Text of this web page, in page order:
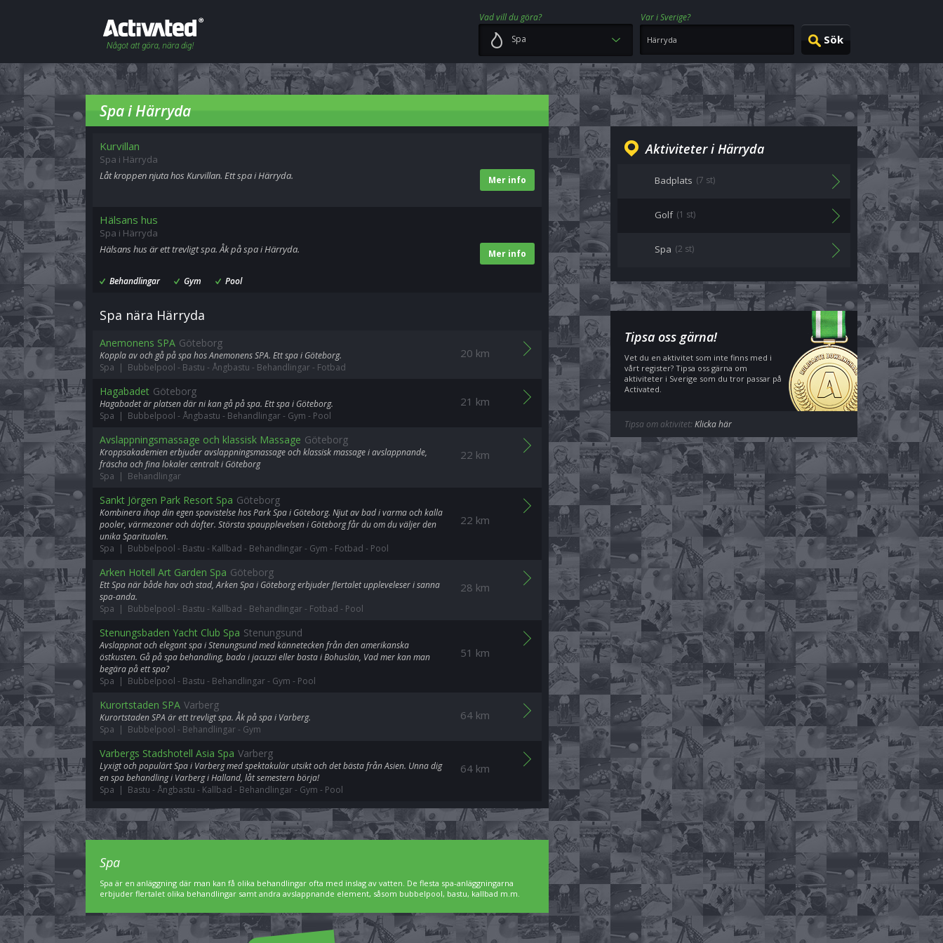
Vad vill du göra?
Var i Sverige?
Spa
Spa i Härryda
Kurvillan
Spa i Härryda
Mer info
Låt kroppen njuta hos Kurvillan. Ett spa i Härryda.
Hälsans hus
Spa i Härryda
Mer info
Hälsans hus är ett trevligt spa. Åk på spa i Härryda.
Behandlingar Gym Pool
Spa nära Härryda
20 km
Anemonens SPA Göteborg
Koppla av och gå på spa hos Anemonens SPA. Ett spa i Göteborg.
Spa | Bubbelpool - Bastu - Ångbastu - Behandlingar- Fotbad
21 km
Hagabadet Göteborg
Hagabadet är platsen där ni kan gå på spa. Ett spa i Göteborg.
Spa | Bubbelpool - Ångbastu - Behandlingar- Gym - Pool
22 km
Avslappningsmassage och klassisk Massage Göteborg
Kroppsakademien erbjuder avslappningsmassage och klassisk massage i avslappnande,
fräscha och fina lokaler centralt i Göteborg
Spa | Behandlingar
22 km
Sankt Jörgen Park Resort Spa Göteborg
Kombinera ihop din egen spavistelse hos Park Spa i Göteborg. Njut av bad i varma och kalla
pooler, värmezoner och dofter. Största spaupplevelsen i Göteborg får du om du väljer den
unika Sparitualen.
Spa | Bubbelpool - Bastu - Kallbad - Behandlingar- Gym - Fotbad - Pool
28 km
Arken Hotell Art Garden Spa Göteborg
Ett Spa när både hav och stad, Arken Spa i Göteborg erbjuder flertalet uppleveleser i sanna
spa-anda.
Spa | Bubbelpool - Bastu - Kallbad - Behandlingar- Fotbad - Pool
51 km
Stenungsbaden Yacht Club Spa Stenungsund
Avslappnat och elegant spa i Stenungsund med kännetecken från den amerikanska
östkusten. Gå på spa behandling, bada i jacuzzi eller basta i Bohuslän, Vad mer kan man
begära på ett spa?
Spa | Bubbelpool - Bastu - Behandlingar- Gym - Pool
64 km
Kurortstaden SPA Varberg
Kurortstaden SPA är ett trevligt spa. Åk på spa i Varberg.
Spa | Bubbelpool - Behandlingar- Gym
64 km
Varbergs Stadshotell Asia Spa Varberg
Lyxigt och populärt Spa i Varberg med spektakulär utsikt och det bästa från Asien. Unna dig
en spa behandling i Varberg i Halland, låt semestern börja!
Spa | Bastu - Ångbastu - Kallbad - Behandlingar- Gym - Pool
Aktiviteter i Härryda
Badplats (7 st)
Golf (1 st)
Spa (2 st)
Tipsa oss gärna!
Vet du en aktivitet som inte finns med i
vårt register? Tipsa oss gärna om
aktiviteter i Sverige som du tror passar på
Activated.
Tipsa om aktivitet:Klicka här
Spa
Spa är en anläggning där man kan få olika behandlingar ofta med inslag av vatten. De flesta spa-anläggningarna
erbjuder flertalet olika behandlingar samt andra avslappnande element, såsom bubbelpool, bastu, kallbad m.m.